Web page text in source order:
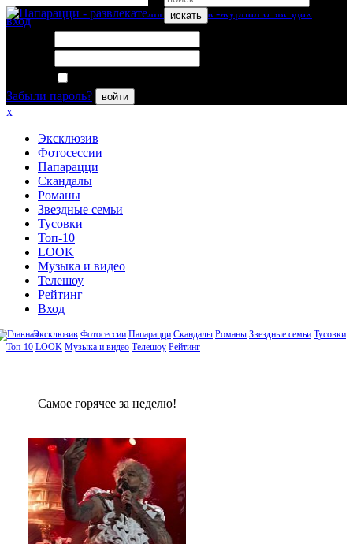
искать
вход
Забыли пароль?
войти
x
Эксклюзив
Фотосессии
Папарацци
Скандалы
Романы
Звездные семьи
Тусовки
Топ-10
LOOK
Музыка и видео
Телешоу
Рейтинг
Вход
Эксклюзив Фотосессии Папарацци Скандалы Романы Звездные семьи Тусовки
Топ-10 LOOK Музыка и видео Телешоу Рейтинг
Сaмое гoрячее за неделю!